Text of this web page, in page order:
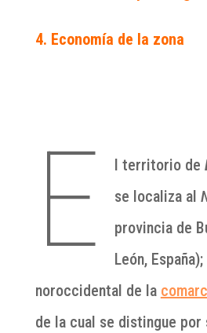
4. Economía de la zona
E l territorio de
se localiza al
provincia de
León,
noroccidental de la
de la cual se distingue por